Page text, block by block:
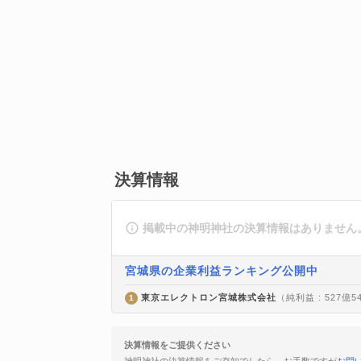
決算情報
掲載中の神明神社の決算情報はありません。
宮城県の企業利益ランキング公開中
1 東京エレクトロン宮城株式会社 （純利益 : 527億
決算情報をご提供ください